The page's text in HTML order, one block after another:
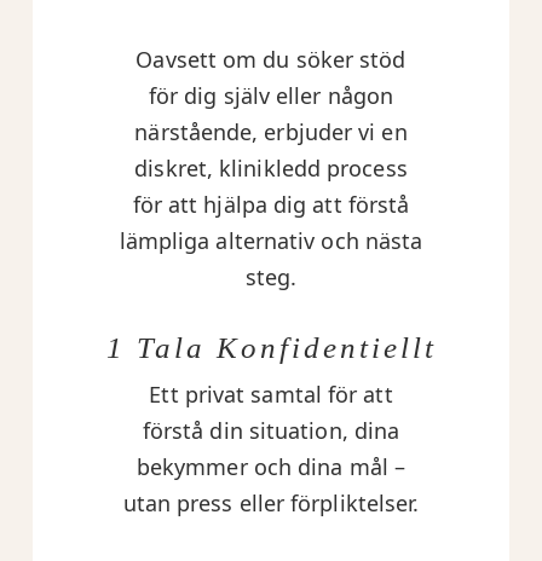
Oavsett om du söker stöd
för dig själv eller någon
närstående, erbjuder vi en
diskret, klinikledd process
för att hjälpa dig att förstå
lämpliga alternativ och nästa
steg.
1 Tala Konfidentiellt
Ett privat samtal för att
förstå din situation, dina
bekymmer och dina mål –
utan press eller förpliktelser.